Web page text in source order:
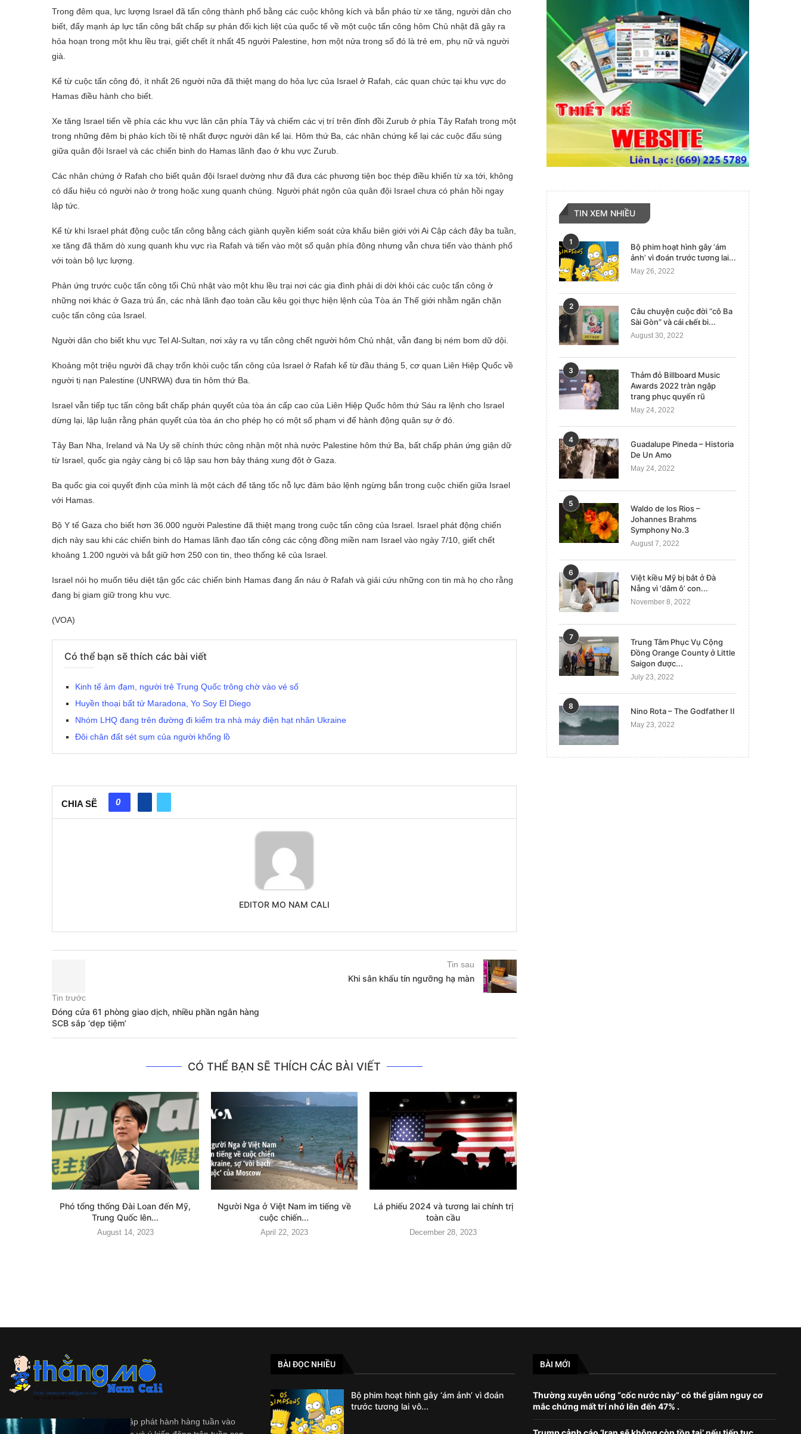
Trong đêm qua, lực lượng Israel đã tấn công thành phố bằng các cuộc không kích và bắn pháo từ xe tăng, người dân cho
biết, đẩy mạnh áp lực tấn công bất chấp sự phản đối kịch liệt của quốc tế về một cuộc tấn công hôm Chủ nhật đã gây ra
hỏa hoạn trong một khu lều trại, giết chết ít nhất 45 người Palestine, hơn một nửa trong số đó là trẻ em, phụ nữ và người
già.
Kể từ cuộc tấn công đó, ít nhất 26 người nữa đã thiệt mạng do hỏa lực của Israel ở Rafah, các quan chức tại khu vực do
Hamas điều hành cho biết.
Xe tăng Israel tiến về phía các khu vực lân cận phía Tây và chiếm các vị trí trên đỉnh đồi Zurub ở phía Tây Rafah trong một
trong những đêm bị pháo kích tồi tệ nhất được người dân kể lại. Hôm thứ Ba, các nhân chứng kể lại các cuộc đấu súng
giữa quân đội Israel và các chiến binh do Hamas lãnh đạo ở khu vực Zurub.
Các nhân chứng ở Rafah cho biết quân đội Israel dường như đã đưa các phương tiện bọc thép điều khiển từ xa tới, không
có dấu hiệu có người nào ở trong hoặc xung quanh chúng. Người phát ngôn của quân đội Israel chưa có phản hồi ngay
lập tức.
Kể từ khi Israel phát động cuộc tấn công bằng cách giành quyền kiểm soát cửa khẩu biên giới với Ai Cập cách đây ba tuần,
xe tăng đã thăm dò xung quanh khu vực rìa Rafah và tiến vào một số quận phía đông nhưng vẫn chưa tiến vào thành phố
với toàn bộ lực lượng.
Phản ứng trước cuộc tấn công tối Chủ nhật vào một khu lều trại nơi các gia đình phải di dời khỏi các cuộc tấn công ở
những nơi khác ở Gaza trú ẩn, các nhà lãnh đạo toàn cầu kêu gọi thực hiện lệnh của Tòa án Thế giới nhằm ngăn chặn
cuộc tấn công của Israel.
Người dân cho biết khu vực Tel Al-Sultan, nơi xảy ra vụ tấn công chết người hôm Chủ nhật, vẫn đang bị ném bom dữ dội.
Khoảng một triệu người đã chạy trốn khỏi cuộc tấn công của Israel ở Rafah kể từ đầu tháng 5, cơ quan Liên Hiệp Quốc về
người tị nạn Palestine (UNRWA) đưa tin hôm thứ Ba.
Israel vẫn tiếp tục tấn công bất chấp phán quyết của tòa án cấp cao của Liên Hiệp Quốc hôm thứ Sáu ra lệnh cho Israel
dừng lại, lập luận rằng phán quyết của tòa án cho phép họ có một số phạm vi để hành động quân sự ở đó.
Tây Ban Nha, Ireland và Na Uy sẽ chính thức công nhận một nhà nước Palestine hôm thứ Ba, bất chấp phản ứng giận dữ
từ Israel, quốc gia ngày càng bị cô lập sau hơn bảy tháng xung đột ở Gaza.
Ba quốc gia coi quyết định của mình là một cách để tăng tốc nỗ lực đảm bảo lệnh ngừng bắn trong cuộc chiến giữa Israel
với Hamas.
Bộ Y tế Gaza cho biết hơn 36.000 người Palestine đã thiệt mạng trong cuộc tấn công của Israel. Israel phát động chiến
dịch này sau khi các chiến binh do Hamas lãnh đạo tấn công các cộng đồng miền nam Israel vào ngày 7/10, giết chết
khoảng 1.200 người và bắt giữ hơn 250 con tin, theo thống kê của Israel.
Israel nói họ muốn tiêu diệt tận gốc các chiến binh Hamas đang ẩn náu ở Rafah và giải cứu những con tin mà họ cho rằng
đang bị giam giữ trong khu vực.
(VOA)
Có thể bạn sẽ thích các bài viết
Kinh tế ảm đạm, người trẻ Trung Quốc trông chờ vào vé số
Huyền thoại bất tử Maradona, Yo Soy El Diego
Nhóm LHQ đang trên đường đi kiểm tra nhà máy điện hạt nhân Ukraine
Đôi chân đất sét sụm của người khổng lồ
CHIA SẼ 0
EDITOR MO NAM CALI
Tin trước
Đóng cửa 61 phòng giao dịch, nhiều phần ngân hàng
SCB sắp ‘dẹp tiệm’
Tin sau
Khi sân khấu tín ngưỡng hạ màn
CÓ THỂ BẠN SẼ THÍCH CÁC BÀI VIẾT
Phó tổng thống Đài Loan đến Mỹ,
Trung Quốc lên...
August 14, 2023
Người Nga ở Việt Nam im tiếng về
cuộc chiến...
April 22, 2023
Lá phiếu 2024 và tương lai chính trị
toàn cầu
December 28, 2023
TIN XEM NHIỀU
1
Bộ phim hoạt hình gây ‘ám
ảnh’ vì đoán trước tương lai...
May 26, 2022
2
Câu chuyện cuộc đời “cô Ba
Sài Gòn” và cái 𝐜𝐡ế𝐭 bi...
August 30, 2022
3
Thảm đỏ Billboard Music
Awards 2022 tràn ngập
trang phục quyến rũ
May 24, 2022
4
Guadalupe Pineda – Historia
De Un Amo
May 24, 2022
5
Waldo de los Rios –
Johannes Brahms
Symphony No.3
August 7, 2022
6
Việt kiều Mỹ bị bắt ở Đà
Nẵng vì ‘dâm ô’ con...
November 8, 2022
7
Trung Tâm Phục Vụ Cộng
Đồng Orange County ở Little
Saigon được...
July 23, 2022
8
Nino Rota – The Godfather II
May 23, 2022
Thằng Mõlà tập tuần san độc lập phát hành hàng tuần vào
BÀI ĐỌC NHIỀU
Bộ phim hoạt hình gây ‘ám ảnh’ vì đoán
trước tương lai vô...
BÀI MỚI
Thường xuyên uống “cốc nước này” có thể giảm nguy cơ
mắc chứng mất trí nhớ lên đến 47% .